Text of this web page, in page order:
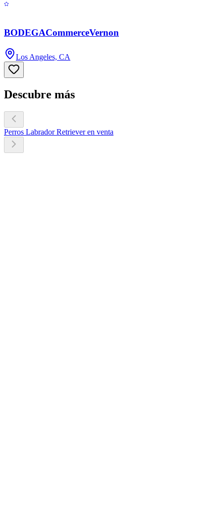
BODEGACommerceVernon
Los Angeles, CA
Descubre más
Perros Labrador Retriever en venta